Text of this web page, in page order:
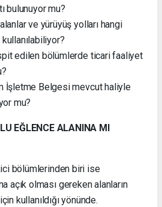
bulunuyor mu?
ve yürüyüş yolları hangi
edilen bölümlerde ticari faaliyet
İşletme Belgesi mevcut haliyle
mu?
EĞLENCE ALANINA MI
bölümlerinden biri ise
açık olması gereken alanların
kullanıldığı yönünde.